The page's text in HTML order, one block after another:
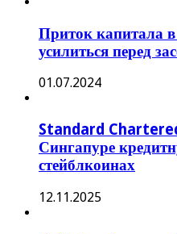
Приток капитала
усилиться перед
01.07.2024
Standard
Сингапуре
стейблкоинах
12.11.2025